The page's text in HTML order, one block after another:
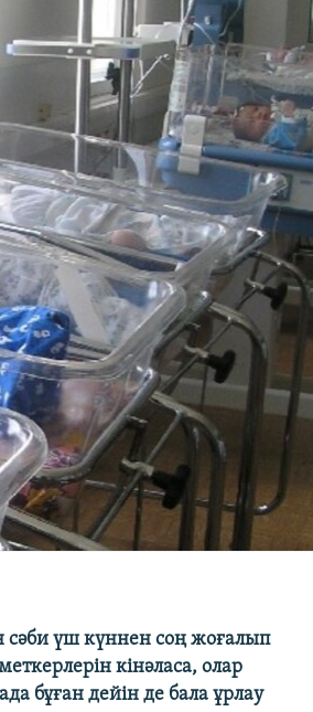
сәби үш күннен соң жоғалып
кінәласа, олар
бұған дейін де бала ұрлау